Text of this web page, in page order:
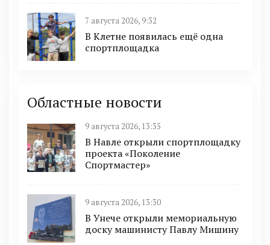
7 августа 2026, 9:32
В Клетне появилась ещё одна
спортплощадка
Областные новости
9 августа 2026, 13:35
В Навле открыли спортплощадку
проекта «Поколение
Спортмастер»
9 августа 2026, 13:30
В Унече открыли мемориальную
доску машинисту Павлу Мишину